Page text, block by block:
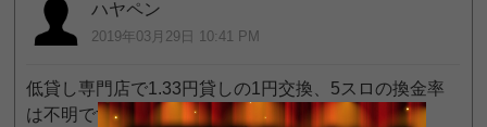
ハヤペン
2019年03月29日 10:41 PM
低貸し専門店で1.33円貸しの1円交換、5スロの換金率
は不明です。